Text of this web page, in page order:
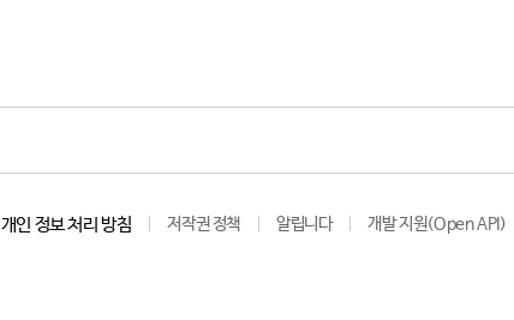
개인 정보 처리 방침 저작권 정책 알립니다 개발 지원(Open API)